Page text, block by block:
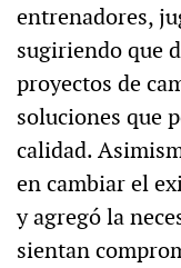
entrenadores,
sugiriendo que
proyectos de
soluciones que
calidad.
en cambiar el
y agregó la
sientan